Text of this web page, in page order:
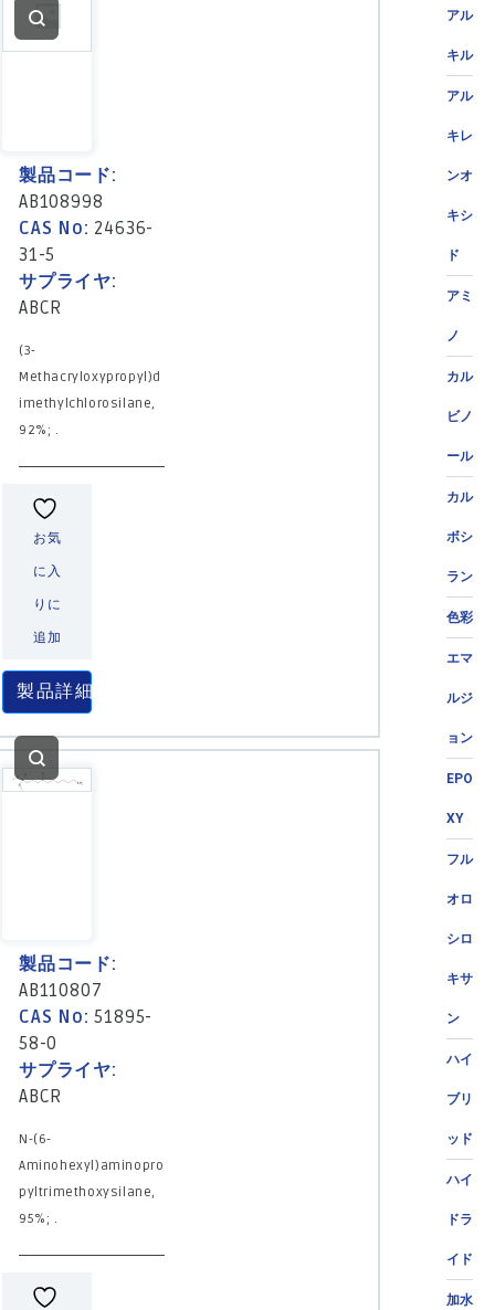
アル
キル
アル
キレ
ンオ
キシ
ド
アミ
ノ
カル
ビノ
ール
カル
ボシ
ラン
色彩
エマ
ルジ
ョン
EPO
XY
フル
オロ
シロ
キサ
ン
ハイ
ブリ
ッド
ハイ
ドラ
イド
加水
製品コード:
AB108998
CAS No: 24636-
31-5
サプライヤ:
ABCR
(3-
Methacryloxypropyl)d
imethylchlorosilane,
92%; .
お気
に入
りに
追加
製品詳細
製品コード:
AB110807
CAS No:51895-
58-0
サプライヤ:
ABCR
N-(6-
Aminohexyl)aminopro
pyltrimethoxysilane,
95%; .